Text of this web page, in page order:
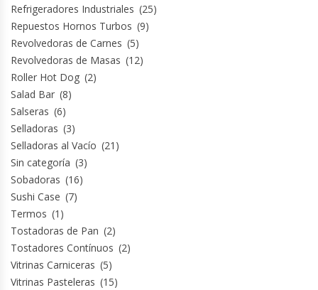
Selladoras
Selladoras Al Vacío
Shawarmas
Sin Categoría
Sobadoras
Sushi Case
Termos
Tostadoras De Pan
Refrigeradores Industriales (25)
Repuestos Hornos Turbos (9)
Revolvedoras de Carnes (5)
Revolvedoras de Masas (12)
Roller Hot Dog (2)
Salad Bar (8)
Salseras (6)
Selladoras (3)
Selladoras al Vacío (21)
Sin categoría (3)
Sobadoras (16)
Sushi Case (7)
Termos (1)
Tostadoras de Pan (2)
Tostadores Contínuos (2)
Vitrinas Carniceras (5)
Vitrinas Pasteleras (15)